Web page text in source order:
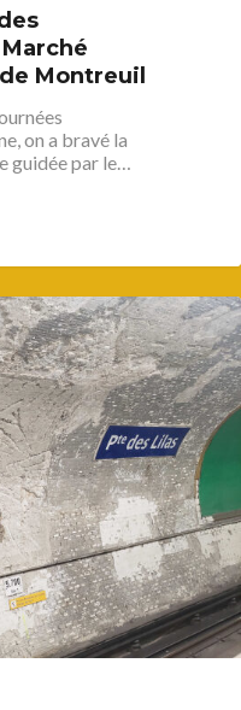
Montreuil
on a bravé la
guidée par le…